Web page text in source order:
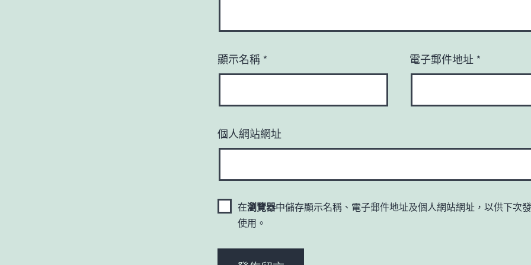
顯示名稱 * 電子郵件地址 *
個人網站網址
在瀏覽器中儲存顯示名稱、電子郵件地址及個人網站網址，以供下次
使用。